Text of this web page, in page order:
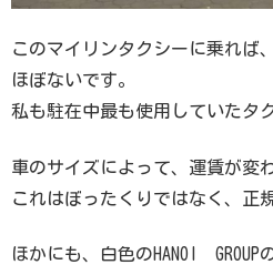
このマイリンタクシーに乗れば
ほぼないです。
私も駐在中最も使用していたタ
車のサイズによって、運賃が変
これはぼったくりではなく、正
ほかにも、白色のHANOI GROUP